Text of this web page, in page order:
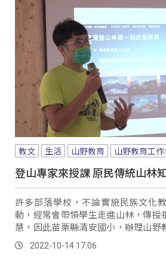
教文 生活 山野教育 山野教育工
登山專家來授課 原民傳統山林
許多部落學校，不論實施民族文化
動，經常會帶領學生走進山林，傳授
慧，因此苗栗縣清安國小，辦理山野
登山界名人雪羊進行交流，希望為學校
2022-10-14 17:06